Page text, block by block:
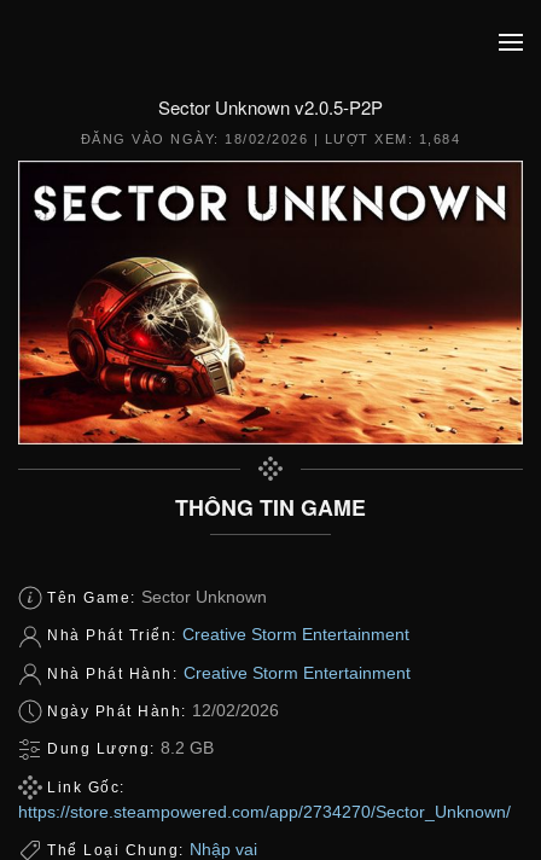
Sector Unknown v2.0.5-P2P
ĐĂNG VÀO NGÀY: 18/02/2026 | LƯỢT XEM: 1,684
THÔNG TIN GAME
Tên Game: Sector Unknown
Nhà Phát Triển: Creative Storm Entertainment
Nhà Phát Hành: Creative Storm Entertainment
Ngày Phát Hành: 12/02/2026
Dung Lượng: 8.2 GB
Link Gốc:
https://store.steampowered.com/app/2734270/Sector_Unknown/
Thể Loại Chung: Nhập vai